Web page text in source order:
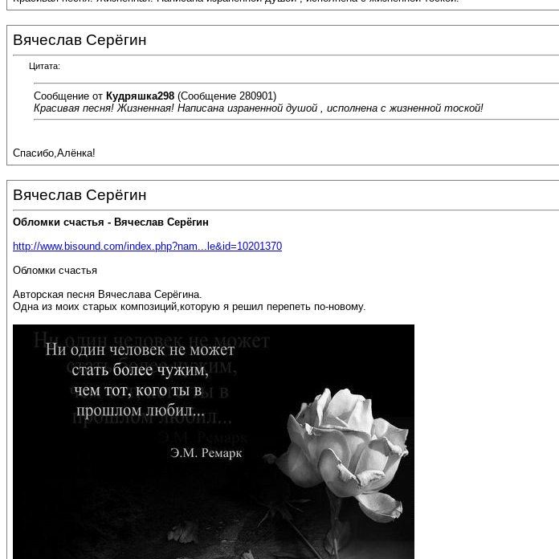
Вячеслав Серёгин
Цитата:
Сообщение от Кудряшка298 (Сообщение 280901)
Красивая песня! Жизненная! Написана израненной душой , исполнена с жизненной тоской!
Спасибо,Алёнка!
Вячеслав Серёгин
Обломки счастья - Вячеслав Серёгин
http://www.bisound.com/index.php?nam...le&id=10201370
Обломки счастья
Авторская песня Вячеслава Серёгина.
Одна из моих старых композиций,которую я решил перепеть по-новому.